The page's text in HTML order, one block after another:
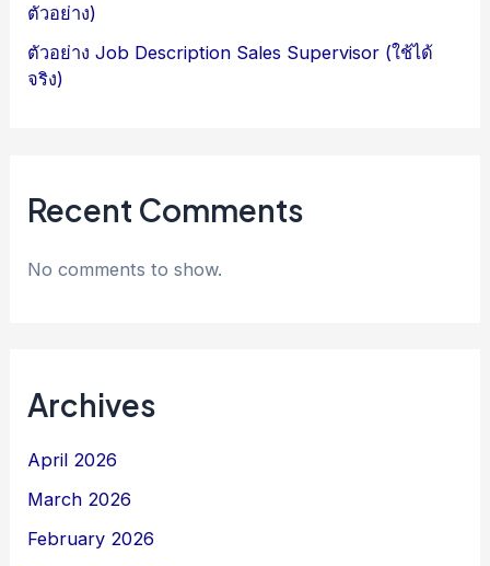
ตัวอย่าง)
ตัวอย่าง Job Description Sales Supervisor (ใช้ได้
จริง)
Recent Comments
No comments to show.
Archives
April 2026
March 2026
February 2026